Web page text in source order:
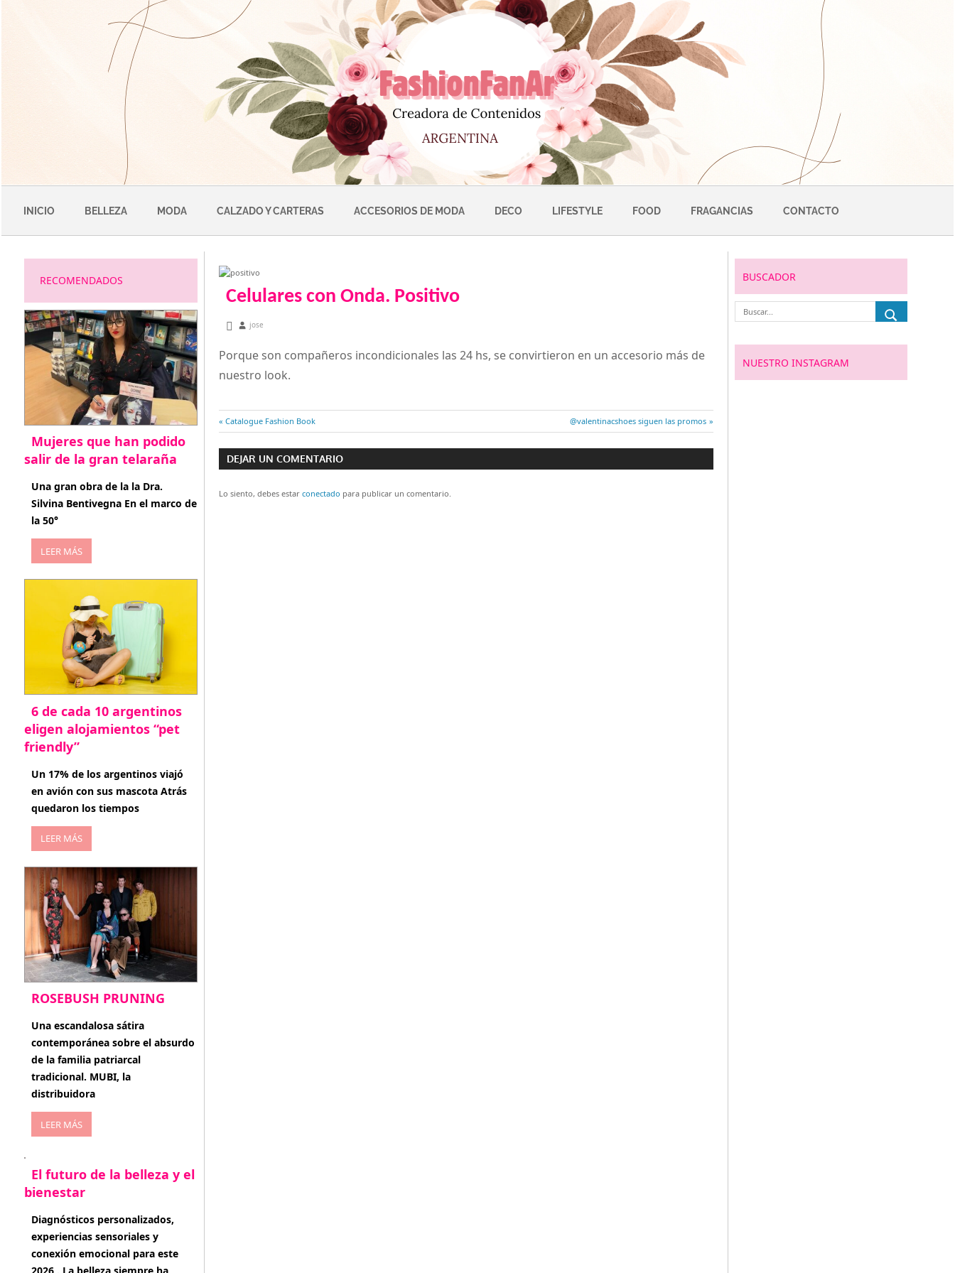
INICIO BELLEZA MODA CALZADO Y CARTERAS ACCESORIOS DE MODA DECO LIFESTYLE FOOD FRAGANCIAS CONTACTO
Celulares con Onda. Positivo
diciembre 26, 2012
jose
Porque son compañeros incondicionales las 24 hs, se convirtieron en un accesorio más de
nuestro look.
Navegación
de
entradas
Entrada
anterior:
Catalogue Fashion Book
Entrada
siguiente:
@valentinacshoes siguen las promos
DEJAR UN COMENTARIO
Lo siento, debes estar conectado para publicar un comentario.
RECOMENDADOS
Mujeres que han podido
salir de la gran telaraña
abril 29, 2026
Una gran obra de la la Dra.
Silvina Bentivegna En el marco de
la 50°
LEER MÁS
6 de cada 10 argentinos
eligen alojamientos “pet
friendly”
abril 27, 2026
Un 17% de los argentinos viajó
en avión con sus mascota Atrás
quedaron los tiempos
LEER MÁS
ROSEBUSH PRUNING
enero 20, 2026
Una escandalosa sátira
contemporánea sobre el absurdo
de la familia patriarcal
tradicional. MUBI, la
distribuidora
LEER MÁS
El futuro de la belleza y el
bienestar
enero 15, 2026
Diagnósticos personalizados,
experiencias sensoriales y
conexión emocional para este
BUSCADOR
NUESTRO INSTAGRAM